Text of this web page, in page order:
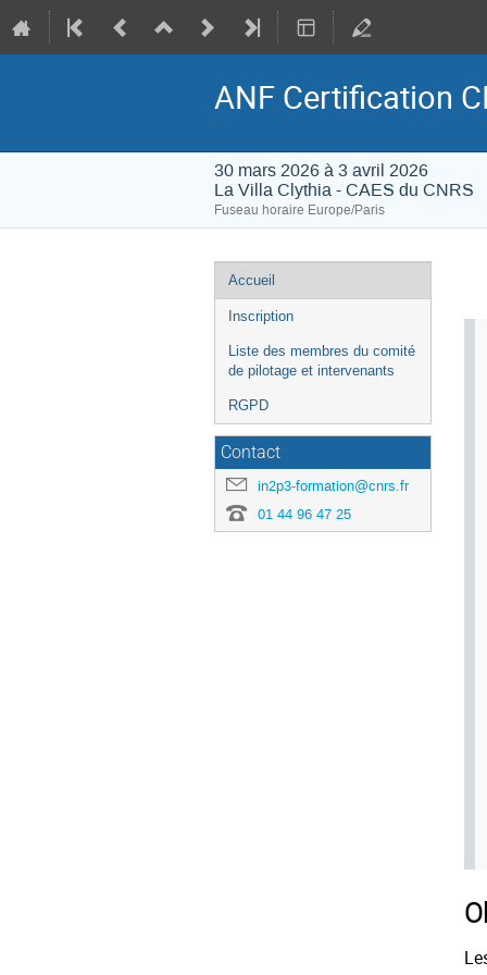
ANF Certification
30 mars 2026 à 3 avril 2026
La Villa Clythia - CAES du CNRS
Fuseau horaire Europe/Paris
Menu
de
l'événement
Accueil
Inscription
Liste des membres du comité
de pilotage et intervenants
RGPD
Contact
in2p3-formation@cnrs.fr
01 44 96 47 25